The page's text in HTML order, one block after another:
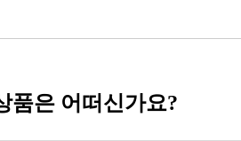
품은 어떠신가요?